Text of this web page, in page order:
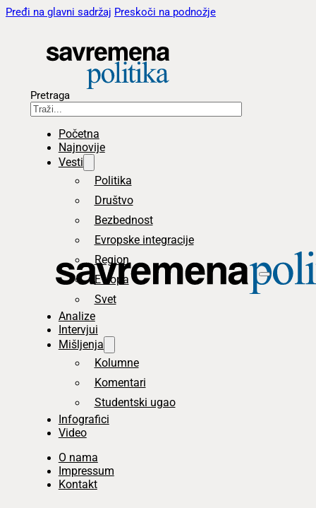
Pređi na glavni sadržaj Preskoči na podnožje
Pretraga
Početna
Najnovije
Vesti
Politika
Društvo
Bezbednost
Evropske integracije
Region
Evropa
Svet
Analize
Intervjui
Mišljenja
Kolumne
Komentari
Studentski ugao
Infografici
Video
O nama
Impressum
Kontakt